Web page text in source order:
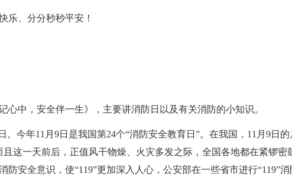
乐、分分秒秒平安！
心中，安全伴一生》，主要讲消防日以及有关消防的小知识。
。今年11月9日是我国第24个“消防安全教育日”。在我国，11月9日的
且这一天前后，正值风干物燥、火灾多发之际，全国各地都在紧锣密
防安全意识，使“119”更加深入人心，公安部在一些省市进行“119”消